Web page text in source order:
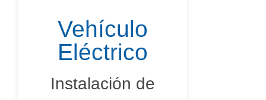
Vehículo
Eléctrico
Instalación de